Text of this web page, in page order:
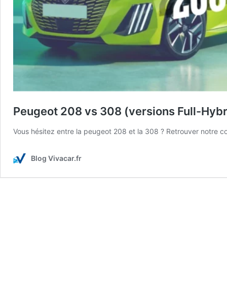
Peugeot 208 vs 308 (versions Full-
Vous hésitez entre la peugeot 208 et la 308 ? Retrouver notre
Blog Vivacar.fr